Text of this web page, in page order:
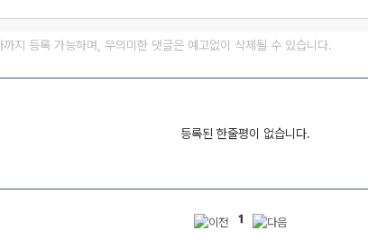
지 등록 가능하며, 무의미한 댓글은 예고없이 삭제될 수 있습니다.
등록된 한줄평이 없습니다.
1